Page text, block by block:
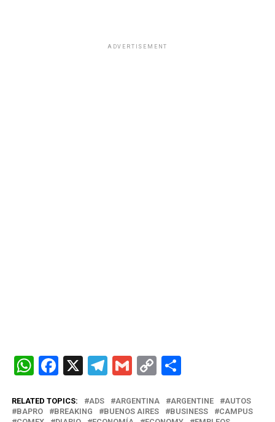
ADVERTISEMENT
W
at
F
ce
X T
e
G
ail
C
py
C
m
RELATED TOPICS: ADS ARGENTINA ARGENTINE
AUTOS
BAPRO
BREAKING BUENOS AIRES BUSINESS
CAMPUS